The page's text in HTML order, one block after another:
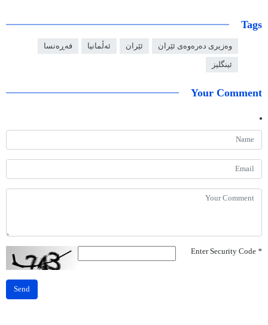
Tags
وەزیری دەرەوەی ئێران ئێران ئەڵمانیا فەڕەنسا
ئینگلیز
Your Comment
*
Send